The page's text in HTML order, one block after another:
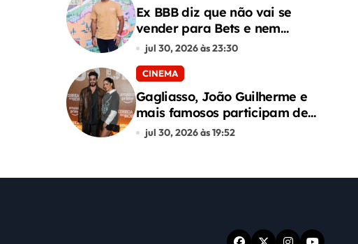
Ex BBB diz que não vai se
vender para Bets e nem
conteúdo adulto
jul 30, 2026 às 23:30
CINEMA
Gagliasso, João Guilherme e
mais famosos participam de
premiere de “Corrida dos
jul 30, 2026 às 19:52